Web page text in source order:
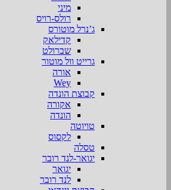
מיני
רולס-רויס
ג’נרל מוטורס
קדילאק
שברולט
גרייט וול מוטור
אורה
Wey
קבוצת הונדה
אקורה
הונדה
טויוטה
לקסוס
טסלה
יגואר-לנד רובר
יגואר
לנד רובר